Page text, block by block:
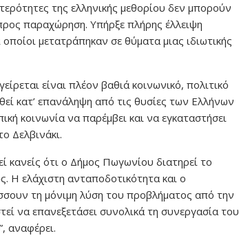
της ελληνικής μεθορίου δεν μπορούν
παραχώρηση. Υπήρξε πλήρης έλλειψη
μετατράπηκαν σε θύματα μιας ιδιωτικής
είναι πλέον βαθιά κοινωνικό, πολιτικό
κατ’ επανάληψη από τις θυσίες των Ελλήνων
κοινωνία να παρέμβει και να εγκαταστήσει
Δελβινάκι.
κανείς ότι ο Δήμος Πωγωνίου διατηρεί το
Η ελάχιστη ανταποδοτικότητα και ο
τη μόνιμη λύση του προβλήματος από την
να επανεξετάσει συνολικά τη συνεργασία του
αναφέρει.